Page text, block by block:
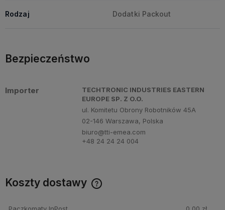
Rodzaj Dodatki Packout
Bezpieczeństwo
Importer
TECHTRONIC INDUSTRIES EASTERN
EUROPE SP. Z O.O.
ul. Komitetu Obrony Robotników 45A
02-146 Warszawa, Polska
biuro@tti-emea.com
+48 24 24 24 004
Koszty dostawy